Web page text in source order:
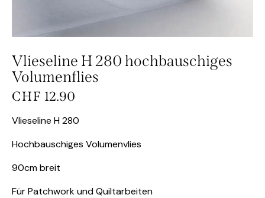
Vlieseline H 280 hochbauschiges
Volumenflies
CHF 12.90
Vlieseline H 280
Hochbauschiges Volumenvlies
90cm breit
Für Patchwork und Quiltarbeiten